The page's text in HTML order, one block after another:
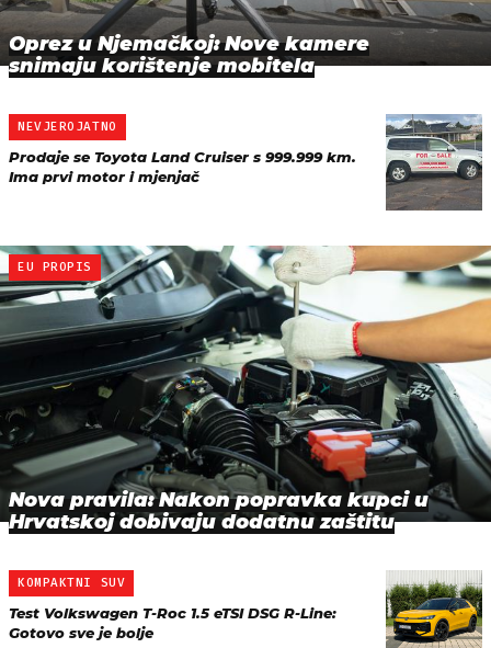
Oprez u Njemačkoj: Nove kamere
snimaju korištenje mobitela
NEVJEROJATNO
Prodaje se Toyota Land Cruiser s 999.999 km.
Ima prvi motor i mjenjač
EU PROPIS
Nova pravila: Nakon popravka kupci u
Hrvatskoj dobivaju dodatnu zaštitu
KOMPAKTNI SUV
Test Volkswagen T-Roc 1.5 eTSI DSG R-Line:
Gotovo sve je bolje